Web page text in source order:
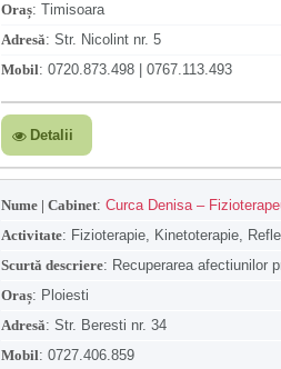
Oraș: Timisoara
Adresă: Str. Nicolint nr. 5
Mobil: 0720.873.498 | 0767.113.493
Detalii
Nume | Cabinet: Curca Denisa –
Activitate: Fizioterapie, Kinetoterapie,
Scurtă descriere: Recuperarea afectiunilor
Oraș: Ploiesti
Adresă: Str. Beresti nr. 34
Mobil: 0727.406.859